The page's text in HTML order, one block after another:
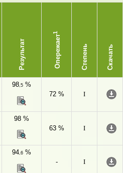
Результат Опережает
1
Степень Скачать
98,5 %
72 %
I
98 %
63 %
I
94,6 %
-
I